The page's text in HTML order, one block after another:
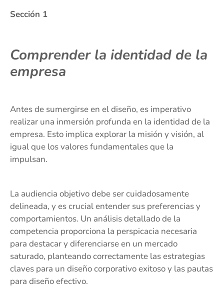
Sección 1
Comprender la identidad de la
empresa
Antes de sumergirse en el diseño, es imperativo
realizar una inmersión profunda en la identidad de la
empresa. Esto implica explorar la misión y visión, al
igual que los valores fundamentales que la
impulsan.
La audiencia objetivo debe ser cuidadosamente
delineada, y es crucial entender sus preferencias y
comportamientos. Un análisis detallado de la
competencia proporciona la perspicacia necesaria
para destacar y diferenciarse en un mercado
saturado, planteando correctamente las estrategias
claves para un diseño corporativo exitoso y las pautas
para diseño efectivo.